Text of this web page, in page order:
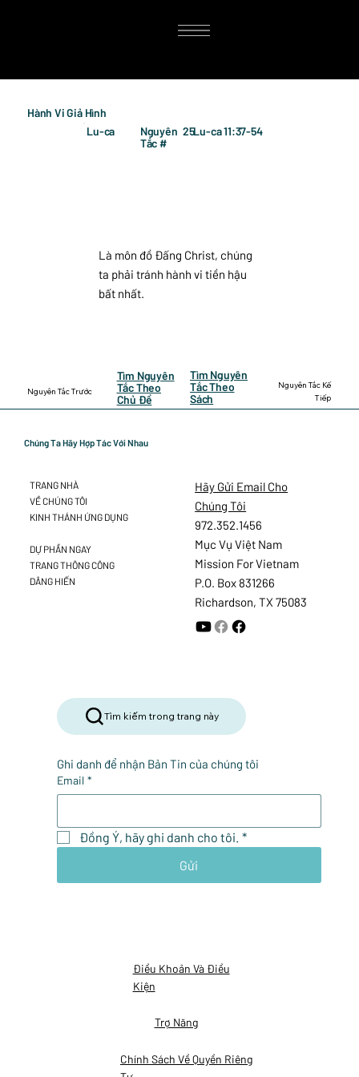
Nguyên Tắc Trước
Tìm Nguyên
Tắc Theo
Chủ Đề
Tìm Nguyên
Tắc Theo
Sách
Nguyên Tắc Kế
Tiếp
Hành Vi Giả Hình
Lu-ca
Nguyên
Tắc #
25Lu-ca 11:37-54
Là môn đồ Đấng Christ, chúng
ta phải tránh hành vi tiền hậu
bất nhất.
Chúng Ta Hãy Hợp Tác Với Nhau
Điều Khoản Và Điều
Kiện
Trợ Năng
Chính Sách Về Quyền Riêng
Tìm kiếm trong trang này
Ghi danh để nhận Bản Tin của chúng tôi
Email *
Đồng Ý, hãy ghi danh cho tôi. *
Gửi
Hãy Gửi Email Cho
Chúng Tôi
972.352.1456
Mục Vụ Việt Nam
Mission For Vietnam
P.O. Box 831266
Richardson, TX 75083
TRANG NHÀ
VỀ CHÚNG TÔI
KINH THÁNH ỨNG DỤNG
DỰ PHẦN NGAY
TRANG THÔNG CÔNG
DÂNG HIẾN